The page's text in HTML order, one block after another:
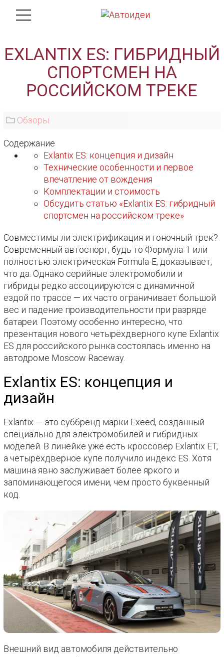
EXLANTIX ES: ГИБРИДНЫЙ
СПОРТСМЕН НА
РОССИЙСКОМ ТРЕКЕ
Обзоры
Содержание
Exlantix ES: концепция и дизайн
Технические особенности и первое
впечатление от вождения
Комплектации и стоимость
Обсудить статью «Exlantix ES: гибридный
спортсмен на российском треке»
Совместимы ли электрификация и гоночный трек?
Современный автоспорт, будь то Формула-1 или
полностью электрическая Formula-E, доказывает,
что да. Однако серийные электромобили и
гибриды редко ассоциируются с динамичной
ездой по трассе — их часто ограничивает большой
вес и падение производительности при разряде
батареи. Поэтому особенно интересно, что
презентация нового четырёхдверного купе Exlantix
ES для российского рынка состоялась именно на
автодроме Moscow Raceway.
Exlantix ES: концепция и
дизайн
Exlantix — это суббренд марки Exeed, созданный
специально для электромобилей и гибридных
моделей. В линейке уже есть кроссовер Exlantix ET,
а четырёхдверное купе получило индекс ES. Хотя
машина явно заслуживает более яркого и
запоминающегося имени, чем просто буквенный
код.
Внешний вид автомобиля действительно